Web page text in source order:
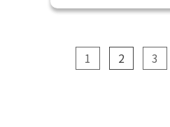
1 2 3